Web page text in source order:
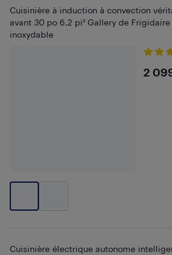
Cuisinière à induction à convection
avant 30 po 6,2 pi³ Gallery de Frigidaire
inoxydable
2
Cuisinière électrique autonome